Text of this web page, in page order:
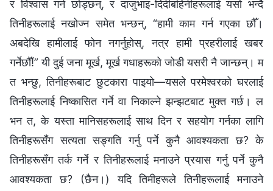
र विश्‍वास गर्न छोड्छन्, र दाजुभाइ-दिदीबहिनीहरूलाई यसो भन्दै
तिनीहरूलाई नखोज्न समेत भन्छन्, “हामी काम गर्न गएका छौँ।
अबदेखि हामीलाई फोन नगर्नुहोस्, नत्र हामी प्रहरीलाई खबर
गर्नेछौँ!” यी दुई जना मूर्ख, मूर्ख गधाहरूको जोडी यसरी नै जान्छन्। म
त भन्छु, तिनीहरूबाट छुटकारा पाइयो—यसले परमेश्‍वरको घरलाई
तिनीहरूलाई निष्कासित गर्ने वा निकाल्ने झन्झटबाट मुक्त गर्छ। ल
भन त, के यस्ता मानिसहरूलाई साथ दिन र सहयोग गर्नका लागि
तिनीहरूसँग सत्यता सङ्गति गर्नु पर्ने कुनै आवश्यकता छ? के
तिनीहरूसँग तर्क गर्ने र तिनीहरूलाई मनाउने प्रयास गर्नु पर्ने कुनै
आवश्यकता छ? (छैन।) यदि तिमीहरूले तिनीहरूलाई मनाउने